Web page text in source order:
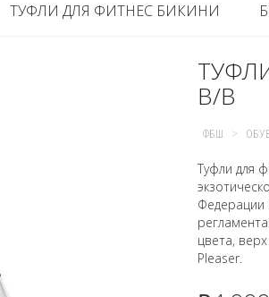
ТУФЛИ ДЛЯ ФИТНЕС БИКИНИ
B/B
ФБШ >
Туфли для
Федерации
цвета,
Pleaser.